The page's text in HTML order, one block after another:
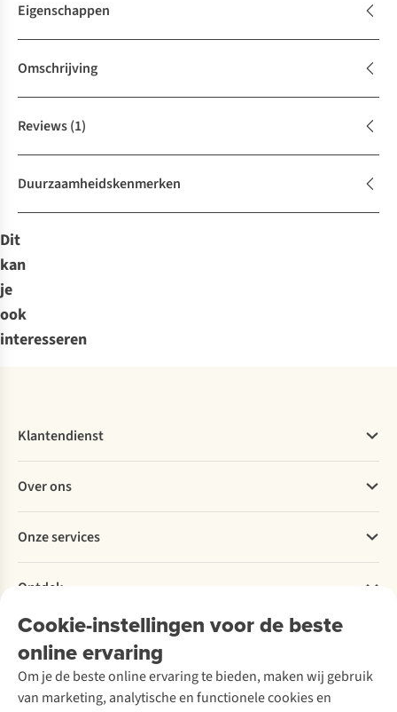
Eigenschappen
Omschrijving
Reviews(1)
Duurzaamheidskenmerken
Dit
kan
je
ook
interesseren
Cookie-instellingen voor de beste
online ervaring
Om je de beste online ervaring te bieden, maken wij gebruik
van marketing, analytische en functionele cookies en
Klantendienst
Bestellen
Betalen
Levering
Retourneren
Bestelling herroepen
Garantie
Contact
Over ons
Explore More
Verantwoord ondernemen
Over Ayacucho
Onze winkels
Over A.S.Adventure
Toegankelijkheidsverklaring
Onze services
Ski-onderhoud
Wasservice
Schoenonderhoud
Schoenherstelling
Kledingherstelling
Ontdek
A.S.Magazine
Podcast
Explore Academy
Explore Camp
Meld je aan voor de nieuwsbrief